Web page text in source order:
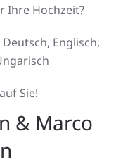
Ihre Hochzeit?
Englisch,
Sie!
& Marco